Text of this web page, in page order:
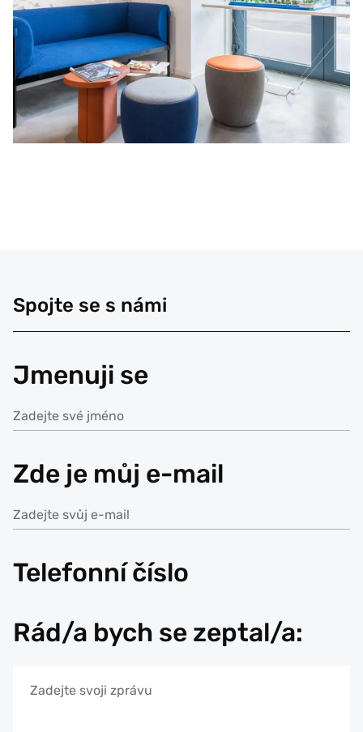
Spojte se s námi
Jmenuji se
Zde je můj e-mail
Telefonní číslo
Rád/a bych se zeptal/a: